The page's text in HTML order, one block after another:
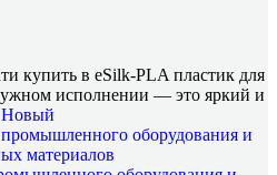
купить в eSilk-PLA пластик для
исполнении — это яркий и
Новый